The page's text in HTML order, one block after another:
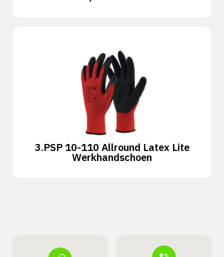
3.PSP 10-110 Allround Latex Lite
Werkhandschoen